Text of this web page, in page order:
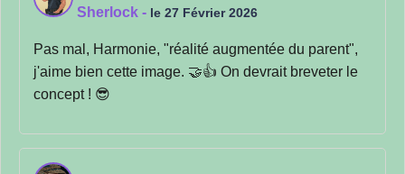
Sherlock - le 27 Février 2026
Pas mal, Harmonie, "réalité augmentée du parent",
j'aime bien cette image. 🤝👍 On devrait breveter le
concept ! 😎